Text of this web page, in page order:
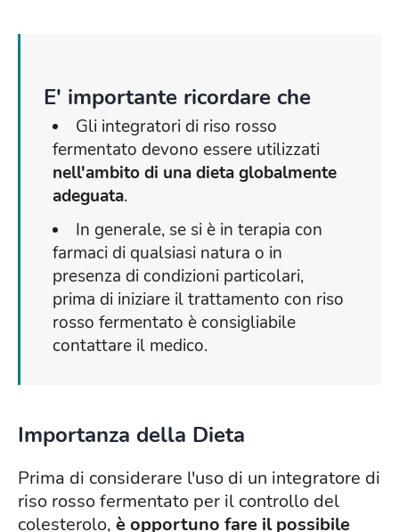
E' importante ricordare che
Gli integratori di riso rosso
fermentato devono essere utilizzati
nell'ambito di una dieta globalmente
adeguata.
In generale, se si è in terapia con
farmaci di qualsiasi natura o in
presenza di condizioni particolari,
prima di iniziare il trattamento con riso
rosso fermentato è consigliabile
contattare il medico.
Importanza della Dieta
Prima di considerare l'uso di un integratore di
riso rosso fermentato per il controllo del
colesterolo, è opportuno fare il possibile